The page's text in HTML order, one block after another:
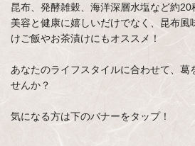
昆布、発酵雑穀、海洋深層水塩など約20
美容と健康に嬉しいだけでなく、昆布風
けご飯やお茶漬けにもオススメ！
あなたのライフスタイルに合わせて、葛
せんか？
気になる方は下のバナーをタップ！